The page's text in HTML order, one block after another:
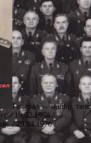
Генерал — майор
/ 19.02.1968 /
/ 29.04.1970 /